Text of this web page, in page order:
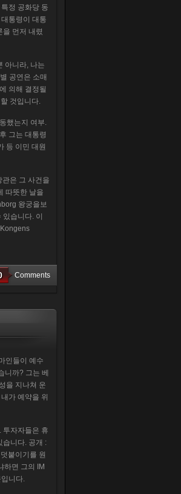
정 공화당 동
통령이 대통
먼저 내렸
아니라, 나는
공연은 소매
의해 결정될
것입니다.
했는지 여부.
그는 대통령
등 이민 대원
은 그 사건을
따뜻한 날을
왕궁을보
습니다. 이
Comments
인들이 예수
니까? 그는 베
을 지나쳐 운
가 예약을 위
투자자들은 휴
습니다. 공개 :
붙이기를 원
하면 그의 IM
니다.